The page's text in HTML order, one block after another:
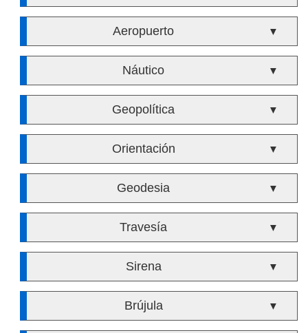
Aeropuerto ▼
Náutico ▼
Geopolítica ▼
Orientación ▼
Geodesia ▼
Travesía ▼
Sirena ▼
Brújula ▼